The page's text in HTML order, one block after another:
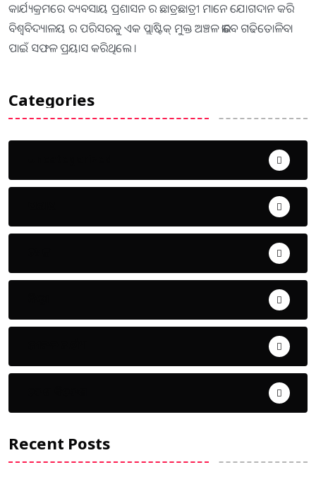
କାର୍ଯ୍ୟକ୍ରମରେ ବ୍ୟବସାୟ ପ୍ରଶାସନ ର ଛାତ୍ରଛାତ୍ରୀ ମାନେ ଯୋଗଦାନ କରି
ବିଶ୍ୱବିଦ୍ୟାଳୟ ର ପରିସରକୁ ଏକ ପ୍ଲାଷ୍ଟିକ୍ ମୁକ୍ତ ଅଞ୍ଚଳ ଭାବେ ଗଢିତୋଳିବା
ପାଇଁ ସଫଳ ପ୍ରୟାସ କରିଥିଲେ ।
Categories
Recent Posts